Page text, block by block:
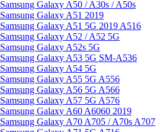
Galaxy A50 / A30s / A50s
Galaxy A51 2019
Galaxy A51 5G 2019 A516
Galaxy A52 / A52 5G
Galaxy A52s 5G
Galaxy A53 5G SM-A536
Galaxy A54 5G
Galaxy A55 5G A556
Galaxy A56 5G A566
Galaxy A57 5G A576
Galaxy A60 A6060 2019
Galaxy A70 A705 / A70s A707